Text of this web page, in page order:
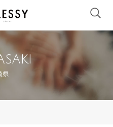
県